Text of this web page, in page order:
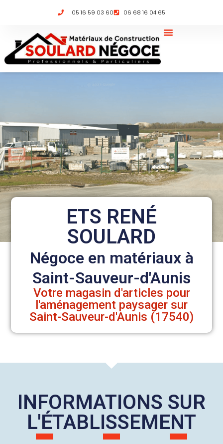
05 16 59 03 60 06 68 16 04 65
ETS RENÉ
SOULARD
Négoce en matériaux à
Saint-Sauveur-d'Aunis
Votre magasin d'articles pour
l'aménagement paysager sur
Saint-Sauveur-d'Aunis (17540)
INFORMATIONS SUR
L'ÉTABLISSEMENT